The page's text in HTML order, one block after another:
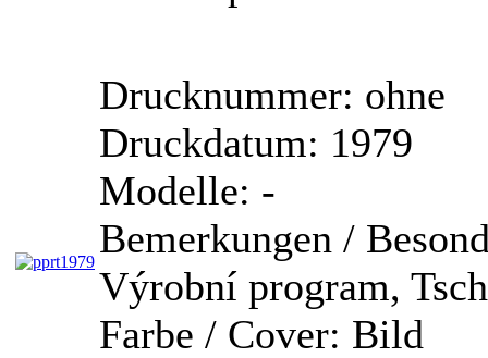
Drucknummer: ohne
Druckdatum: 1979
Modelle: -
Bemerkungen /
Výrobní program,
Farbe / Cover: Bild